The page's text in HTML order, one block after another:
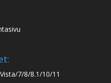
7/8/8.1/10/11